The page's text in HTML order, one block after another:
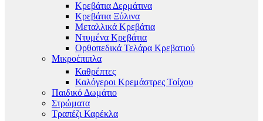
Κρεβάτια Δερμάτινα
Κρεβάτια Ξύλινα
Μεταλλικά Κρεβάτια
Ντυμένα Κρεβάτια
Ορθοπεδικά Τελάρα Κρεβατιού
Μικροέπιπλα
Καθρέπτες
Καλόγεροι Κρεμάστρες Τοίχου
Παιδικό Δωμάτιο
Στρώματα
Τραπέζι Καρέκλα